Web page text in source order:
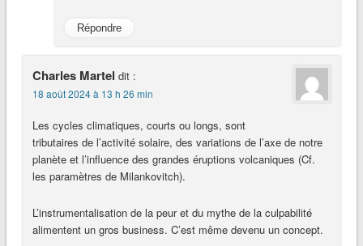
Répondre
Charles Martel dit :
18 août 2024 à 13 h 26 min
Les cycles climatiques, courts ou longs, sont
tributaires de l’activité solaire, des variations de l’axe de notre
planète et l’influence des grandes éruptions volcaniques (Cf.
les paramètres de Milankovitch).
L’instrumentalisation de la peur et du mythe de la culpabilité
alimentent un gros business. C’est même devenu un concept.